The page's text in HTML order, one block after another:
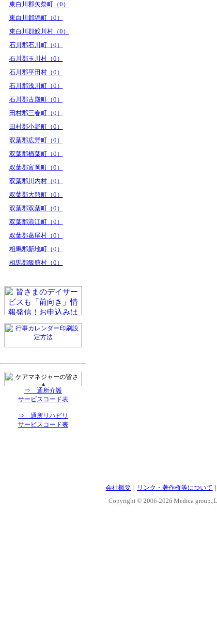
東白川郡矢祭町（0）
東白川郡塙町（0）
東白川郡鮫川村（0）
石川郡石川町（0）
石川郡玉川村（0）
石川郡平田村（0）
石川郡浅川町（0）
石川郡古殿町（0）
田村郡三春町（0）
田村郡小野町（0）
双葉郡広野町（0）
双葉郡楢葉町（0）
双葉郡富岡町（0）
双葉郡川内村（0）
双葉郡大熊町（0）
双葉郡双葉町（0）
双葉郡浪江町（0）
双葉郡葛尾村（0）
相馬郡新地町（0）
相馬郡飯舘村（0）
⇒ 通所介護
サービスコード表
⇒ 通所リハビリ
サービスコード表
会社概要 ｜ リンク・著作権等について
Copyright © 2006-2026 Medica